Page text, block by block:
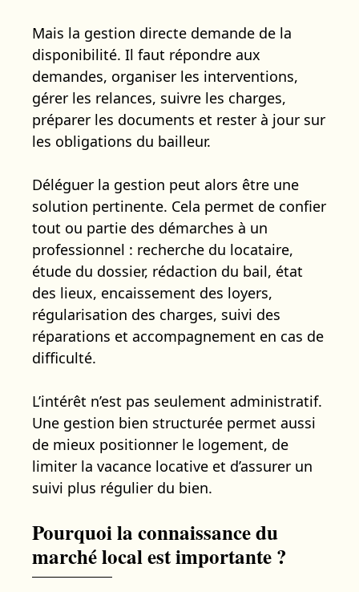
Mais la gestion directe demande de la
disponibilité. Il faut répondre aux
demandes, organiser les interventions,
gérer les relances, suivre les charges,
préparer les documents et rester à jour sur
les obligations du bailleur.
Déléguer la gestion peut alors être une
solution pertinente. Cela permet de confier
tout ou partie des démarches à un
professionnel : recherche du locataire,
étude du dossier, rédaction du bail, état
des lieux, encaissement des loyers,
régularisation des charges, suivi des
réparations et accompagnement en cas de
difficulté.
L’intérêt n’est pas seulement administratif.
Une gestion bien structurée permet aussi
de mieux positionner le logement, de
limiter la vacance locative et d’assurer un
suivi plus régulier du bien.
Pourquoi la connaissance du
marché local est importante ?